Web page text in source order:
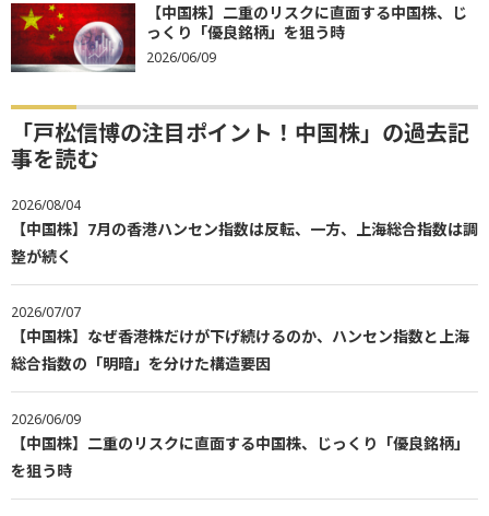
【中国株】二重のリスクに直面する中国株、じ
っくり「優良銘柄」を狙う時
2026/06/09
「戸松信博の注目ポイント！中国株」の過去記
事を読む
2026/08/04
【中国株】7月の香港ハンセン指数は反転、一方、上海総合指数は調
整が続く
2026/07/07
【中国株】なぜ香港株だけが下げ続けるのか、ハンセン指数と上海
総合指数の「明暗」を分けた構造要因
2026/06/09
【中国株】二重のリスクに直面する中国株、じっくり「優良銘柄」
を狙う時